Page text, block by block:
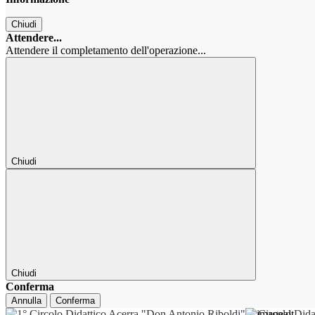
Chiudi
Attendere...
Attendere il completamento dell'operazione...
Chiudi
Chiudi
Conferma
Annulla Conferma